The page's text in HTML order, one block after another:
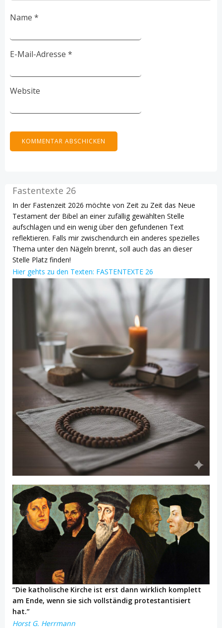
Name *
E-Mail-Adresse *
Website
Fastentexte 26
In der Fastenzeit 2026 möchte von Zeit zu Zeit das Neue
Testament der Bibel an einer zufällig gewählten Stelle
aufschlagen und ein wenig über den gefundenen Text
reflektieren. Falls mir zwischendurch ein anderes spezielles
Thema unter den Nägeln brennt, soll auch das an dieser
Stelle Platz finden!
Hier gehts zu den Texten: FASTENTEXTE 26
“Die katholische Kirche ist erst dann wirklich komplett
am Ende, wenn sie sich vollständig protestantisiert
hat.”
Horst G. Herrmann